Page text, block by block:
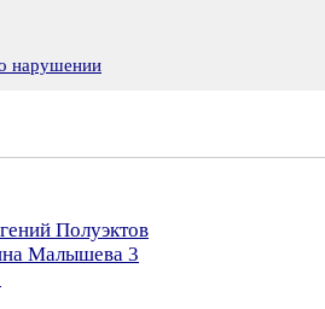
нарушении
Полуэктов
Малышева 3